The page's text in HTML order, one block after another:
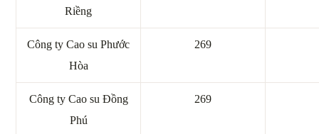
Riềng
Công ty Cao su Phước
Hòa
269
Công ty Cao su Đồng
Phú
269